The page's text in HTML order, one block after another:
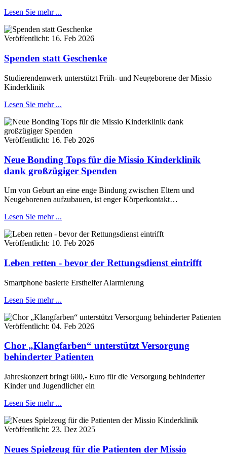
Lesen Sie mehr ...
Veröffentlicht: 16. Feb 2026
Spenden statt Geschenke
Studierendenwerk unterstützt Früh- und Neugeborene der Missio
Kinderklinik
Lesen Sie mehr ...
Veröffentlicht: 16. Feb 2026
Neue Bonding Tops für die Missio Kinderklinik
dank großzügiger Spenden
Um von Geburt an eine enge Bindung zwischen Eltern und
Neugeborenen aufzubauen, ist enger Körperkontakt…
Lesen Sie mehr ...
Veröffentlicht: 10. Feb 2026
Leben retten - bevor der Rettungsdienst eintrifft
Smartphone basierte Ersthelfer Alarmierung
Lesen Sie mehr ...
Veröffentlicht: 04. Feb 2026
Chor „Klangfarben“ unterstützt Versorgung
behinderter Patienten
Jahreskonzert bringt 600,- Euro für die Versorgung behinderter
Kinder und Jugendlicher ein
Lesen Sie mehr ...
Veröffentlicht: 23. Dez 2025
Neues Spielzeug für die Patienten der Missio